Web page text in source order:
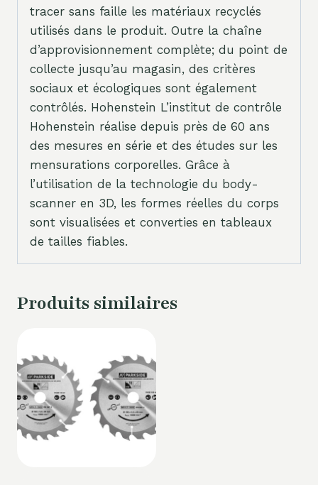
tracer sans faille les matériaux recyclés
utilisés dans le produit. Outre la chaîne
d’approvisionnement complète; du point de
collecte jusqu’au magasin, des critères
sociaux et écologiques sont également
contrôlés. Hohenstein L’institut de contrôle
Hohenstein réalise depuis près de 60 ans
des mesures en série et des études sur les
mensurations corporelles. Grâce à
l’utilisation de la technologie du body-
scanner en 3D, les formes réelles du corps
sont visualisées et converties en tableaux
de tailles fiables.
Produits similaires